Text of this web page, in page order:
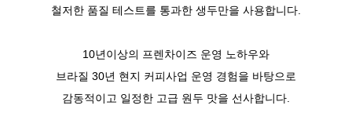
철저한 품질 테스트를 통과한 생두만을 사용합니다.
10년이상의 프렌차이즈 운영 노하우와
브라질 30년 현지 커피사업 운영 경험을 바탕으로
감동적이고 일정한 고급 원두 맛을 선사합니다.